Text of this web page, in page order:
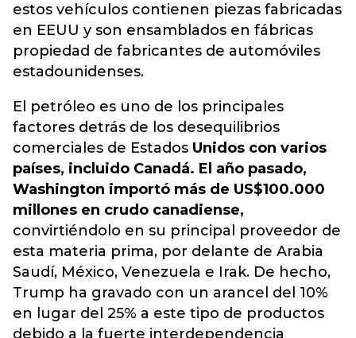
estos vehículos contienen piezas fabricadas
en EEUU y son ensamblados en fábricas
propiedad de fabricantes de automóviles
estadounidenses.
El petróleo es uno de los principales
factores detrás de los desequilibrios
comerciales de Estados Unidos con varios
países, incluido Canadá. El año pasado,
Washington importó más de US$100.000
millones en crudo canadiense,
convirtiéndolo en su principal proveedor de
esta materia prima, por delante de Arabia
Saudí, México, Venezuela e Irak. De hecho,
Trump ha gravado con un arancel del 10%
en lugar del 25% a este tipo de productos
debido a la fuerte interdependencia